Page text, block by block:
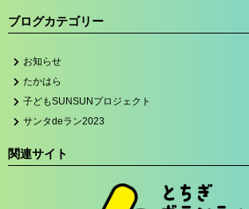
ブログカテゴリー
お知らせ
たかはら
子どもSUNSUNプロジェクト
サンタdeラン2023
関連サイト